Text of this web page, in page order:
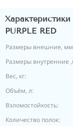
PURPLE RED
Размеры внешние,
Размеры внутренние
Вес, кг:
Объём, л:
Взломостойкость:
Количество полок: